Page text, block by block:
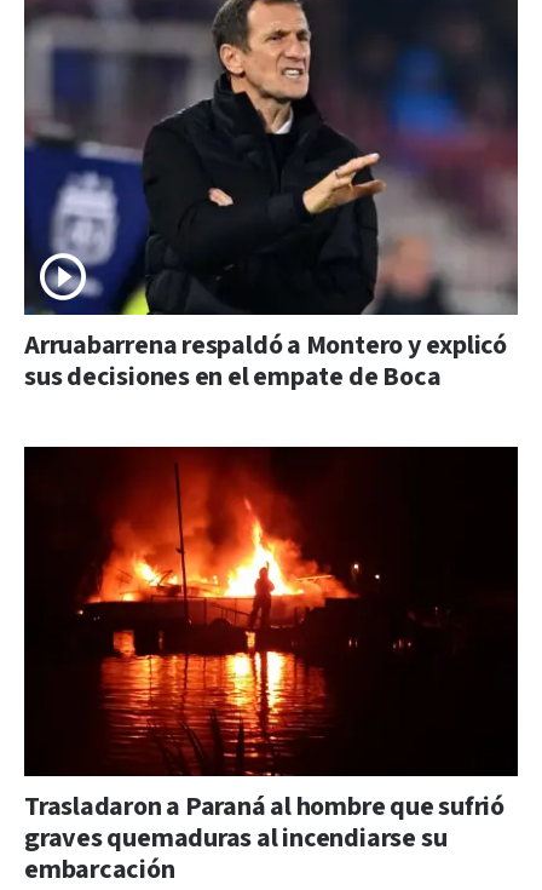
Arruabarrena respaldó a Montero y explicó
sus decisiones en el empate de Boca
Trasladaron a Paraná al hombre que sufrió
graves quemaduras al incendiarse su
embarcación